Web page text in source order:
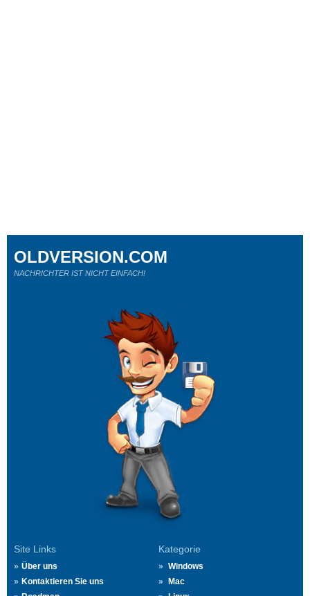
Site Links
Über uns
Kontaktieren Sie uns
Kategorie
Windows
Mac
OLDVERSION.COM
NACHRICHTER IST NICHT EINFACH!